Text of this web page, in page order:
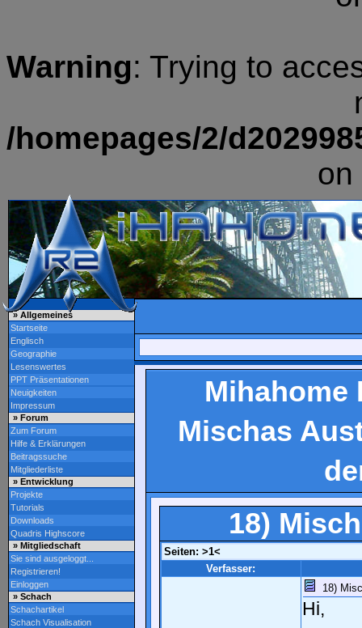
Warning: Trying to
/homepages/2/
» Allgemeines
Startseite
Englisch
Geographie
Lesenswertes
PPT Präsentationen
Neuigkeiten
Impressum
» Forum
Zum Forum
Hilfe & Erklärungen
Beitragssuche
Mitgliederliste
» Entwicklung
Projekte
Tutorials
Downloads
Quadris Highscore
» Mitgliedschaft
Sie sind ausgeloggt...
Registrieren!
Einloggen
» Schach
Schachartikel
Schach Visualisation
Mihahome
Mischas
18)
Seiten: >1<
Verfasser:
18)
Hi,